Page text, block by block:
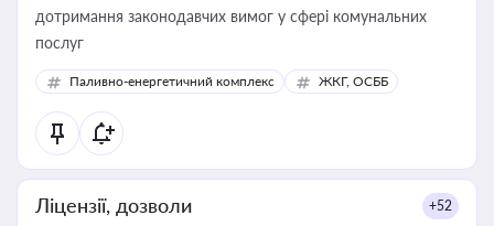
дотримання законодавчих вимог у сфері комунальних
послуг
Паливно-енергетичний комплекс ЖКГ, ОСББ
Ліцензії, дозволи +52